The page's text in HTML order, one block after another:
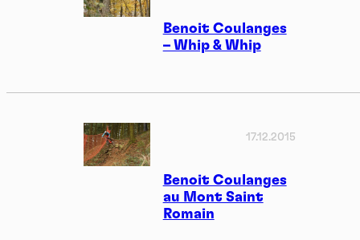
Benoit Coulanges
– Whip & Whip
Benoit Coulanges
au Mont Saint
Romain
17.12.2015